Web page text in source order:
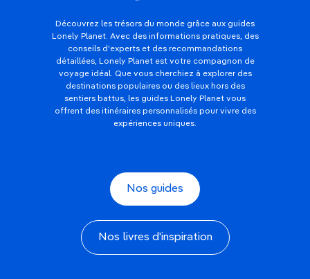
Découvrez les trésors du monde grâce aux guides
Lonely Planet. Avec des informations pratiques, des
conseils d'experts et des recommandations
détaillées, Lonely Planet est votre compagnon de
voyage idéal. Que vous cherchiez à explorer des
destinations populaires ou des lieux hors des
sentiers battus, les guides Lonely Planet vous
offrent des itinéraires personnalisés pour vivre des
expériences uniques.
Nos guides
Nos livres d'inspiration